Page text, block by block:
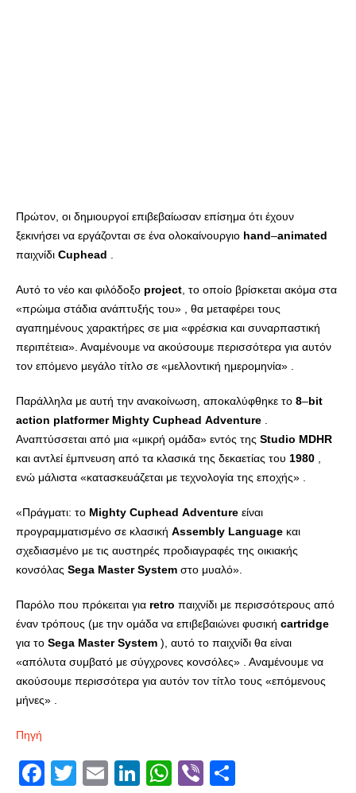
Πρώτον, οι δημιουργοί επιβεβαίωσαν επίσημα ότι έχουν
ξεκινήσει να εργάζονται σε ένα ολοκαίνουργιο hand–animated
παιχνίδι Cuphead
Αυτό το νέο και φιλόδοξο project , το οποίο βρίσκεται ακόμα στα
«πρώιμα στάδια ανάπτυξής του» , θα μεταφέρει τους
αγαπημένους χαρακτήρες σε μια «φρέσκια και συναρπαστική
περιπέτεια». Αναμένουμε να ακούσουμε περισσότερα για αυτόν
τον επόμενο μεγάλο τίτλο σε «μελλοντική ημερομηνία» .
Παράλληλα με αυτή την ανακοίνωση, αποκαλύφθηκε το 8–bit
action platformer Mighty Cuphead Adventure
Αναπτύσσεται από μια «μικρή ομάδα» εντός της Studio MDHR
και αντλεί έμπνευση από τα κλασικά της δεκαετίας του 1980
ενώ μάλιστα «κατασκευάζεται με τεχνολογία της εποχής» .
«Πράγματι: το Mighty Cuphead Adventure είναι
προγραμματισμένο σε κλασική Assembly Language και
σχεδιασμένο με τις αυστηρές προδιαγραφές της οικιακής
κονσόλας Sega Master System στο μυαλό».
Παρόλο που πρόκειται για retro παιχνίδι με περισσότερους από
έναν τρόπους (με την ομάδα να επιβεβαιώνει φυσική cartridge
για το Sega Master System ), αυτό το παιχνίδι θα είναι
«απόλυτα συμβατό με σύγχρονες κονσόλες» . Αναμένουμε να
ακούσουμε περισσότερα για αυτόν τον τίτλο τους «επόμενους
μήνες» .
Πηγή
Facebook
Twitter
EmailLinkedIn
WhatsApp
Viber